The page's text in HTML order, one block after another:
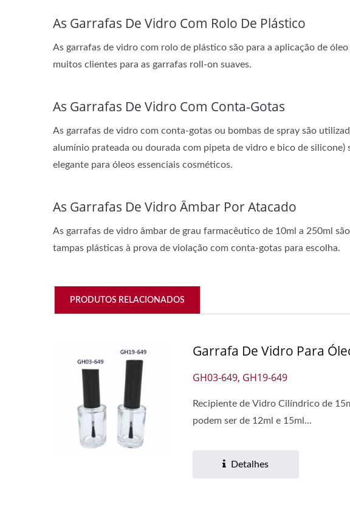
As Garrafas De Vidro Com Rolo De Plástico
As garrafas de vidro com rolo de plástico são para a aplicação de
muitos clientes para as garrafas roll-on suaves.
As Garrafas De Vidro Com Conta-Gotas
As garrafas de vidro com conta-gotas ou bombas de spray são
alumínio prateada ou dourada com pipeta de vidro e bico de silicone)
elegante para óleos essenciais cosméticos.
As Garrafas De Vidro Âmbar Por Atacado
As garrafas de vidro âmbar de grau farmacêutico de 10ml a 250ml
tampas plásticas à prova de violação com conta-gotas para escolha.
PRODUTOS RELACIONADOS
Garrafa De Vidro Para
GH03-649, GH19-649
Recipiente de Vidro Cilíndrico de
podem ser de 12ml e 15ml...
Detalhes